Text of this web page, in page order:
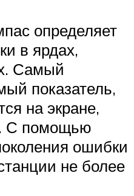
определяет
в ярдах,
Самый
показатель,
на экране,
С помощью
ошибки
не более